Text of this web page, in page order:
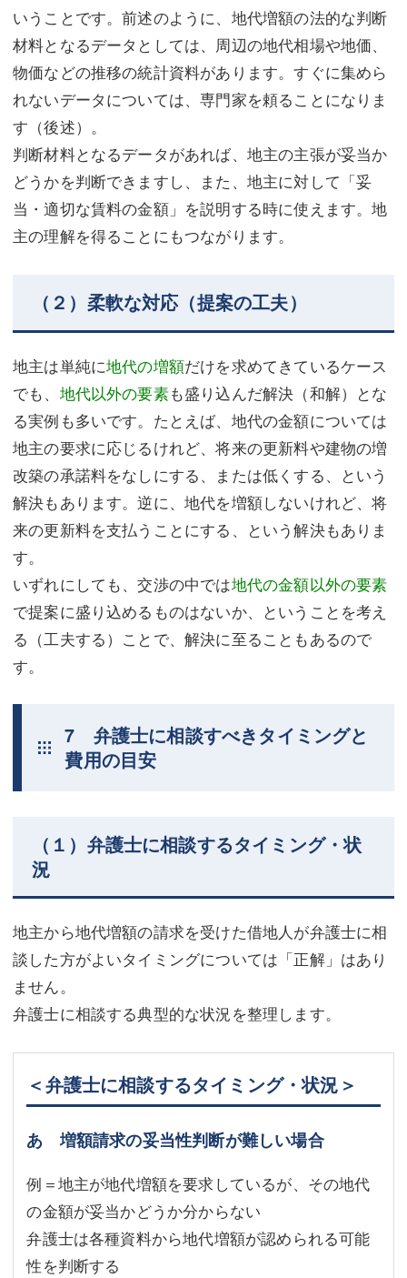
いうことです。前述のように、地代増額の法的な判断
材料となるデータとしては、周辺の地代相場や地価、
物価などの推移の統計資料があります。すぐに集めら
れないデータについては、専門家を頼ることになりま
す（後述）。
判断材料となるデータがあれば、地主の主張が妥当か
どうかを判断できますし、また、地主に対して「妥
当・適切な賃料の金額」を説明する時に使えます。地
主の理解を得ることにもつながります。
（２）柔軟な対応（提案の工夫）
地主は単純に地代の増額だけを求めてきているケース
でも、 地代以外の要素も盛り込んだ解決（和解）とな
る実例も多いです。たとえば、地代の金額については
地主の要求に応じるけれど、将来の更新料や建物の増
改築の承諾料をなしにする、または低くする、という
解決もあります。逆に、地代を増額しないけれど、将
来の更新料を支払うことにする、という解決もありま
す。
いずれにしても、交渉の中では地代の金額以外の要素
で提案に盛り込めるものはないか、ということを考え
る（工夫する）ことで、解決に至ることもあるので
す。
7 弁護士に相談すべきタイミングと
費用の目安
（１）弁護士に相談するタイミング・状
況
地主から地代増額の請求を受けた借地人が弁護士に相
談した方がよいタイミングについては「正解」はあり
ません。
弁護士に相談する典型的な状況を整理します。
＜弁護士に相談するタイミング・状況＞
あ 増額請求の妥当性判断が難しい場合
例＝地主が地代増額を要求しているが、その地代
の金額が妥当かどうか分からない
弁護士は各種資料から地代増額が認められる可能
性を判断する